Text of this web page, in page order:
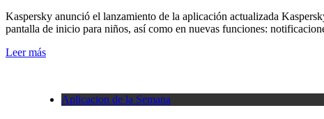
Kaspersky anunció el lanzamiento de la aplicación actualizada
pantalla de inicio para niños, así como en nuevas funciones:
Leer más
Aplicacion de la Semana